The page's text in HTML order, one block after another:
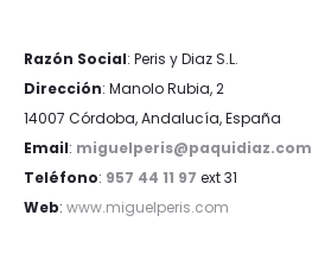
Razón Social: Peris y Diaz S.L.
Dirección: Manolo Rubia, 2
14007 Córdoba, Andalucía, España
Email: miguelperis@paquidiaz.com
Teléfono: 957 44 11 97 ext 31
Web: www.miguelperis.com